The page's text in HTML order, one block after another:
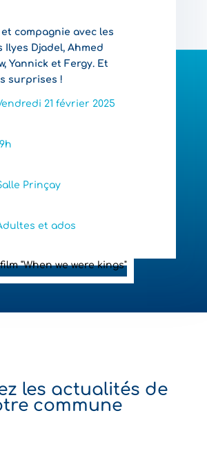
compagnie avec les
Ilyes Djadel, Ahmed
Yannick et Fergy. Et
surprises !
21 février 2025
Prinçay
et ados
les actualités de
commune